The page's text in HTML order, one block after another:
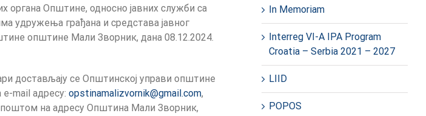
органа Општине, односно јавних служби са
удружења грађана и средстава јавног
општине Мали Зворник, дана 08.12.2024.
достављају се Општинској управи општине
mail адресу: opstinamalizvornik@gmail.com,
на адресу Општина Мали Зворник,
In Memoriam
Interreg VI-A IPA Program
Croatia – Serbia 2021 – 2027
LIID
POPOS